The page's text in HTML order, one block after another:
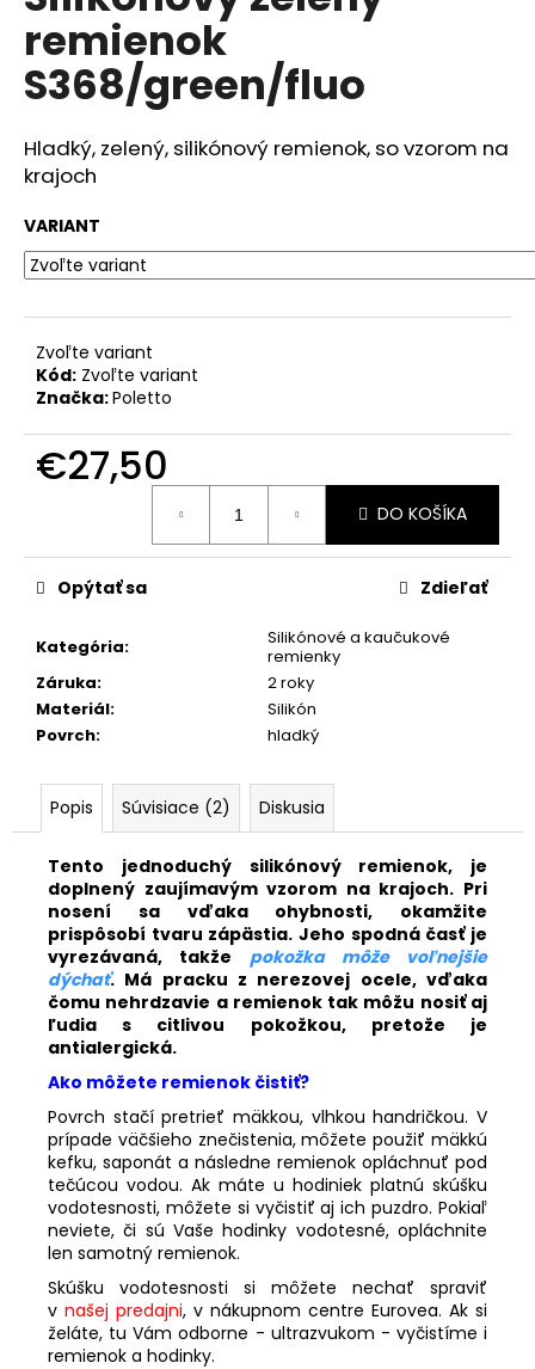
5
hviezdičiek.
remienok
S368/green/fluo
Hladký, zelený, silikónový remienok, so vzorom na
krajoch
VARIANT
Zvoľte variant
Kód: Zvoľte variant
Značka:Poletto
€27,50
DO KOŠÍKA
Kategória:
Silikónové a kaučukové
remienky
Záruka:
2 roky
Materiál:
Silikón
Povrch: hladký
Opýtať sa Zdieľať
Popis Súvisiace (2) Diskusia
Tento jednoduchý silikónový remienok, je
doplnený zaujímavým vzorom na krajoch. Pri
nosení sa vďaka ohybnosti, okamžite
prispôsobí tvaru zápästia. Jeho spodná časť je
vyrezávaná, takže
pokožka môže voľnejšie
dýchať. Má pracku z nerezovej ocele, vďaka
čomu nehrdzavie a remienok tak môžu nosiť aj
ľudia s citlivou pokožkou, pretože je
antialergická.
Ako môžete remienok čistiť?
Povrch stačí pretrieť mäkkou, vlhkou handričkou. V
prípade väčšieho znečistenia, môžete použiť mäkkú
kefku, saponát a následne remienok opláchnuť pod
tečúcou vodou. Ak máte u hodiniek platnú skúšku
vodotesnosti, môžete si vyčistiť aj ich puzdro. Pokiaľ
neviete, či sú Vaše hodinky vodotesné, opláchnite
len samotný remienok.
Skúšku vodotesnosti si môžete nechať spraviť
v našej predajni, v nákupnom centre Eurovea. Ak si
želáte, tu Vám odborne - ultrazvukom - vyčistíme i
remienok a hodinky.
á
j
s
?
HĽADAŤ
O
d
p
o
a
m
KOŽENÝ
SVETLOHNEDÝ
REMIENOK
KROKODÍLA
E602/05
€89,90